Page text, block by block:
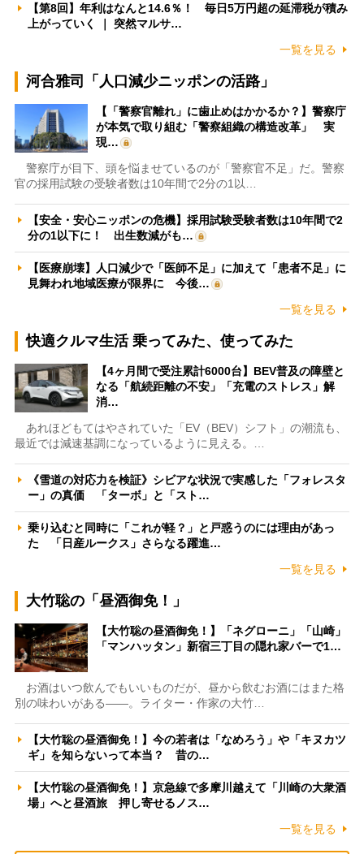
【第8回】年利はなんと14.6％！ 毎日5万円超の延滞税が積み
上がっていく ｜ 突然マルサ…
一覧を見る
河合雅司「人口減少ニッポンの活路」
【「警察官離れ」に歯止めはかかるか？】警察庁
が本気で取り組む「警察組織の構造改革」 実
現…
警察庁が目下、頭を悩ませているのが「警察官不足」だ。警察
官の採用試験の受験者数は10年間で2分の1以…
【安全・安心ニッポンの危機】採用試験受験者数は10年間で2
分の1以下に！ 出生数減がも…
【医療崩壊】人口減少で「医師不足」に加えて「患者不足」に
見舞われ地域医療が限界に 今後…
一覧を見る
快適クルマ生活 乗ってみた、使ってみた
【4ヶ月間で受注累計6000台】BEV普及の障壁と
なる「航続距離の不安」「充電のストレス」解
消…
あれほどもてはやされていた「EV（BEV）シフト」の潮流も、
最近では減速基調になっているように見える。…
《雪道の対応力を検証》シビアな状況で実感した「フォレスタ
ー」の真価 「ターボ」と「スト…
乗り込むと同時に「これが軽？」と戸惑うのには理由があっ
た 「日産ルークス」さらなる躍進…
一覧を見る
大竹聡の「昼酒御免！」
【大竹聡の昼酒御免！】「ネグローニ」「山崎」
「マンハッタン」新宿三丁目の隠れ家バーで1…
お酒はいつ飲んでもいいものだが、昼から飲むお酒にはまた格
別の味わいがある――。ライター・作家の大竹…
【大竹聡の昼酒御免！】今の若者は「なめろう」や「キヌカツ
ギ」を知らないって本当？ 昔の…
【大竹聡の昼酒御免！】京急線で多摩川越えて「川崎の大衆酒
場」へと昼酒旅 押し寄せるノス…
一覧を見る